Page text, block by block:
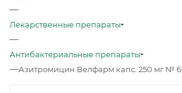
—
Лекарственные препараты
—
Антибактериальные препараты
—Азитромицин Велфарм капс. 250 мг № 6